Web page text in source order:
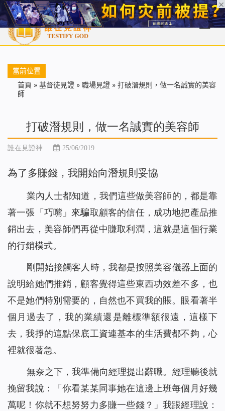
首頁 每日靈糧 天國福音 基督徒見證 信仰解答 聖經
當前位置
首頁 » 基督徒見證 » 職場見證 » 打破潛規則，做一名誠實的美容
師
打破潛規則，做一名誠實的美容師
誰在見證神 25/06/2019
為了多賺錢，我開始向潛規則妥協
業內人士都知道，我們這些做美容師的，都是靠
著一張「巧嘴」來騙取顧客的信任，成功地把產品推
銷出去，美容師們再從中賺取利潤，這就是這個行業
的行銷模式。
剛開始接觸客人時，我都是按照美容儀器上面的
說明給她們推銷，顧客覺得這些東西功效差不多，也
不是她們特別需要的，自然也不買我的賬。眼看著半
個月過去了，我的業績還是離標準額很遠，這樣下
去，我掙的這點保底工資連基本的生活費都不夠，心
裡就很著急。
無奈之下，我準備向經理提出辭職。經理聽後就
挽留我說：「你看某某同事她在這邊上班每個月好幾
萬呢！你就不想努努力多賺一些錢？」我跟經理說：